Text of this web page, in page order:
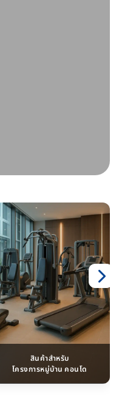
สินค้าสำหรับ
โครงการหมู่บ้าน คอนโด